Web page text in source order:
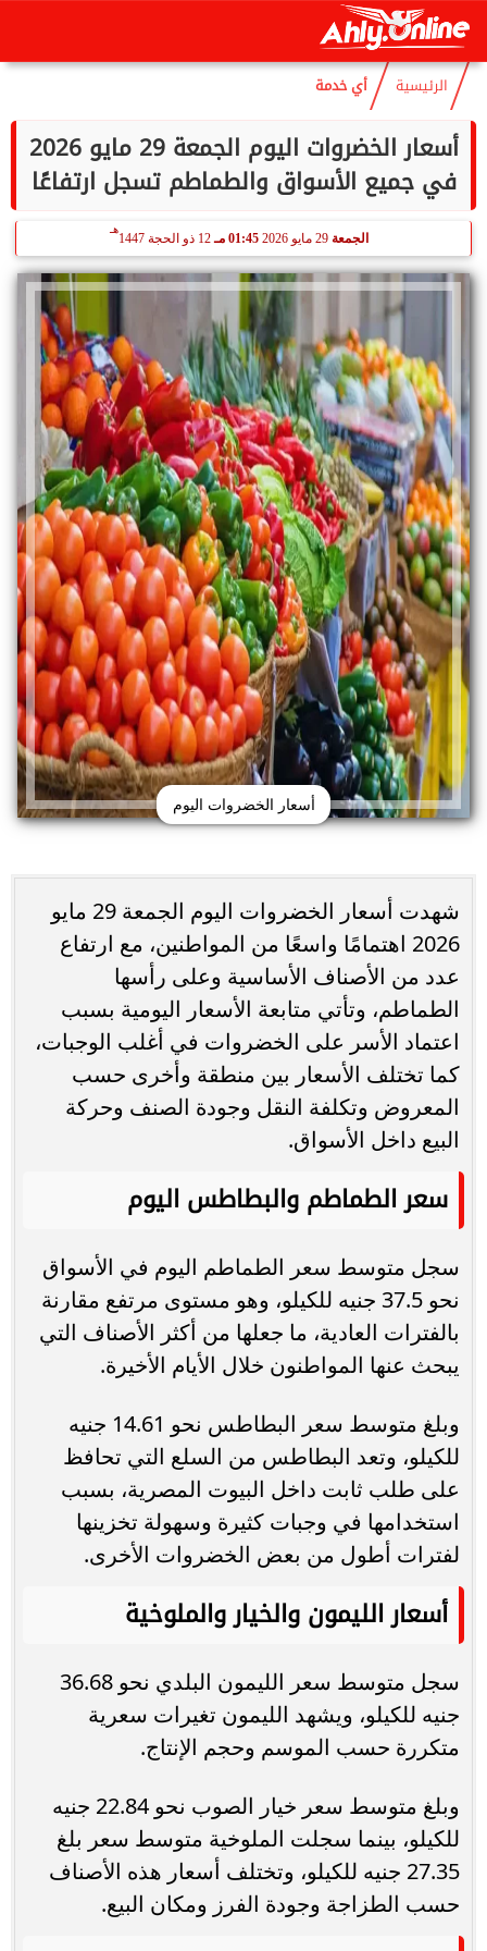
الجمعة
الرئيسية أي خدمة
أسعار الخضروات اليوم الجمعة 29 مايو 2026
في جميع الأسواق والطماطم تسجل ارتفاعًا
الجمعة 01:45 مـ 12 ذو الحجة 1447
هـ
أسعار الخضروات اليوم
شهدت أسعار الخضروات اليوم الجمعة 29 مايو
2026 اهتمامًا واسعًا من المواطنين، مع ارتفاع
عدد من الأصناف الأساسية وعلى رأسها
الطماطم، وتأتي متابعة الأسعار اليومية بسبب
اعتماد الأسر على الخضروات في أغلب الوجبات،
كما تختلف الأسعار بين منطقة وأخرى حسب
المعروض وتكلفة النقل وجودة الصنف وحركة
البيع داخل الأسواق.
سعر الطماطم والبطاطس اليوم
سجل متوسط سعر الطماطم اليوم في الأسواق
نحو 37.5 جنيه للكيلو، وهو مستوى مرتفع مقارنة
بالفترات العادية، ما جعلها من أكثر الأصناف التي
يبحث عنها المواطنون خلال الأيام الأخيرة.
وبلغ متوسط سعر البطاطس نحو 14.61 جنيه
للكيلو، وتعد البطاطس من السلع التي تحافظ
على طلب ثابت داخل البيوت المصرية، بسبب
استخدامها في وجبات كثيرة وسهولة تخزينها
لفترات أطول من بعض الخضروات الأخرى.
أسعار الليمون والخيار والملوخية
سجل متوسط سعر الليمون البلدي نحو 36.68
جنيه للكيلو، ويشهد الليمون تغيرات سعرية
متكررة حسب الموسم وحجم الإنتاج.
وبلغ متوسط سعر خيار الصوب نحو 22.84 جنيه
للكيلو، بينما سجلت الملوخية متوسط سعر بلغ
27.35 جنيه للكيلو، وتختلف أسعار هذه الأصناف
حسب الطزاجة وجودة الفرز ومكان البيع.